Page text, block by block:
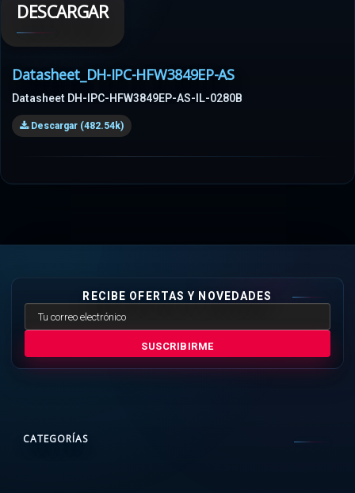
DESCARGAR
Datasheet_DH-IPC-HFW3849EP-AS
Datasheet DH-IPC-HFW3849EP-AS-IL-0280B
Descargar (482.54k)
RECIBE OFERTAS Y NOVEDADES
SUSCRIBIRME
CATEGORÍAS